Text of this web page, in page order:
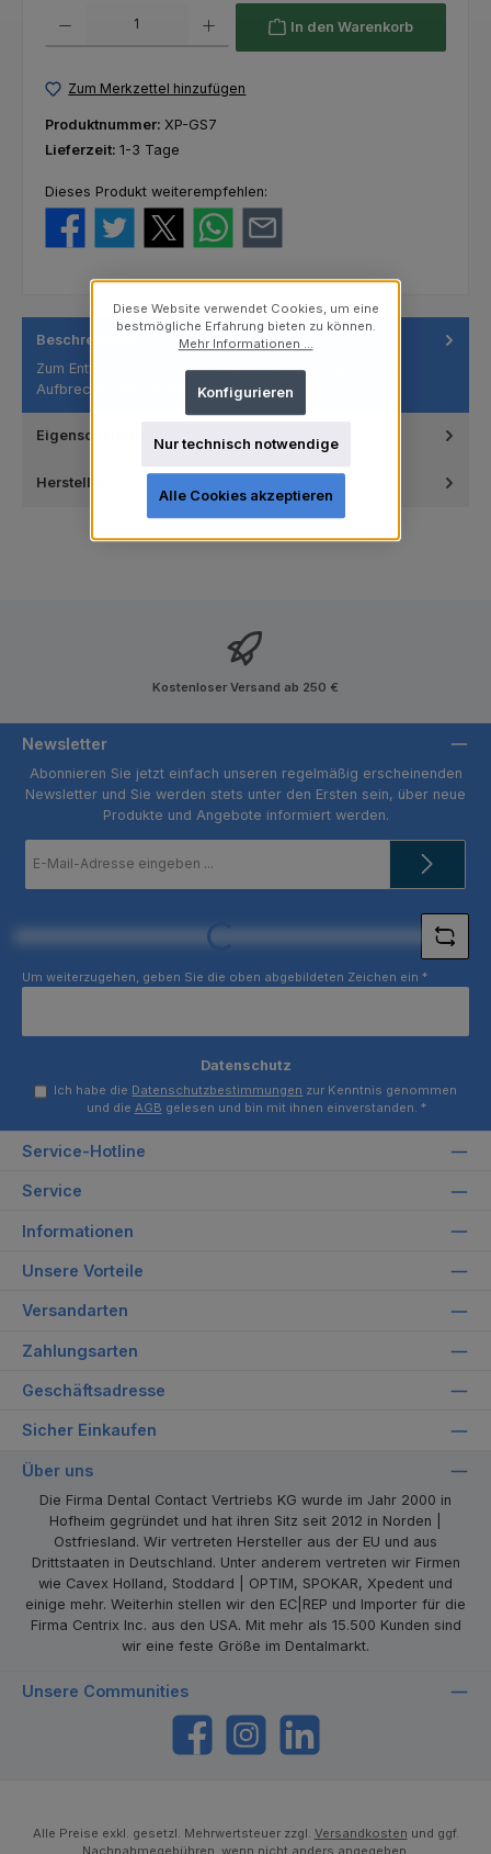
In den Warenkorb
Zum Merkzettel hinzufügen
Produktnummer: XP-GS7
Lieferzeit: 1-3 Tage
Dieses Produkt weiterempfehlen:
Beschreibung
Zum Entfernen von Brücken, Kronen und Stiften durch
Aufbrechen des Zements.
Eigenschaften
Hersteller
Kostenloser Versand ab 250 €
Newsletter
Abonnieren Sie jetzt einfach unseren regelmäßig erscheinenden
Newsletter und Sie werden stets unter den Ersten sein, über neue
Produkte und Angebote informiert werden.
Mail-
Loading...
Um weiterzugehen, geben Sie die oben abgebildeten Zeichen ein *
Datenschutz
Ich habe die Datenschutzbestimmungen zur Kenntnis genommen
und die AGB gelesen und bin mit ihnen einverstanden. *
Service-Hotline
Service
Informationen
Unsere Vorteile
Versandarten
Zahlungsarten
Geschäftsadresse
Sicher Einkaufen
Über uns
Die Firma Dental Contact Vertriebs KG wurde im Jahr 2000 in
Hofheim gegründet und hat ihren Sitz seit 2012 in Norden |
Ostfriesland. Wir vertreten Hersteller aus der EU und aus
Drittstaaten in Deutschland. Unter anderem vertreten wir Firmen
wie Cavex Holland, Stoddard | OPTIM, SPOKAR, Xpedent und
einige mehr. Weiterhin stellen wir den EC|REP und Importer für die
Firma Centrix Inc. aus den USA. Mit mehr als 15.500 Kunden sind
wir eine feste Größe im Dentalmarkt.
Unsere Communities
https://www.facebook.com/dentalcontact
Instagram
Alle Preise exkl. gesetzl. Mehrwertsteuer zzgl. Versandkosten und ggf.
Nachnahmegebühren, wenn nicht anders angegeben.
Diese Website verwendet Cookies, um eine
bestmögliche Erfahrung bieten zu können.
Mehr Informationen ...
Nur technisch notwendige
Konfigurieren
Alle Cookies akzeptieren